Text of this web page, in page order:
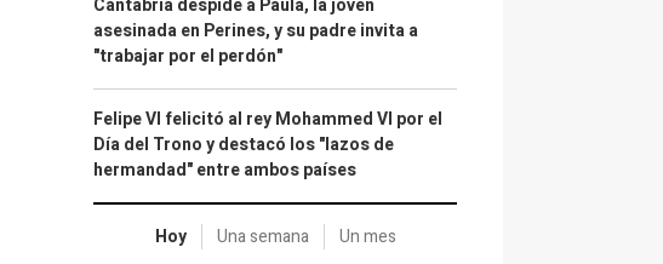
Cantabria despide a Paula, la joven
asesinada en Perines, y su padre invita a
"trabajar por el perdón"
Felipe VI felicitó al rey Mohammed VI por el
Día del Trono y destacó los "lazos de
hermandad" entre ambos países
Hoy Una semana Un mes